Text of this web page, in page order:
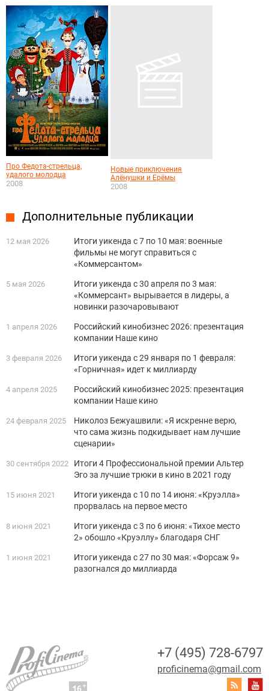
Про Федота-стрельца,
удалого молодца
2008
Новые приключения
Алёнушки и Ерёмы
2008
Дополнительные публикации
12 мая 2026
Итоги уикенда с 7 по 10 мая: военные
фильмы не могут справиться с
«Коммерсантом»
5 мая 2026
Итоги уикенда с 30 апреля по 3 мая:
«Коммерсант» вырывается в лидеры, а
новинки разочаровывают
1 апреля 2026
Российский кинобизнес 2026: презентация
компании Наше кино
3 февраля 2026
Итоги уикенда с 29 января по 1 февраля:
«Горничная» идет к миллиарду
4 апреля 2025
Российский кинобизнес 2025: презентация
компании Наше кино
24 февраля 2025
Николоз Бежуашвили: «Я искренне верю,
что сама жизнь подкидывает нам лучшие
сценарии»
30 сентября 2022
Итоги 4 Профессиональной премии Альтер
Эго за лучшие трюки в кино в 2021 году
15 июня 2021
Итоги уикенда с 10 по 14 июня: «Круэлла»
прорвалась на первое место
8 июня 2021
Итоги уикенда с 3 по 6 июня: «Тихое место
2» обошло «Круэллу» благодаря СНГ
1 июня 2021
Итоги уикенда с 27 по 30 мая: «Форсаж 9»
разогнался до миллиарда
+7 (495) 728-6797
proficinema@gmail.com